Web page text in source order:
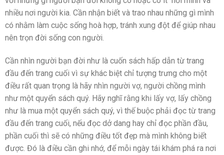
nhiều nơi người kia. Cần nhận biết và trao nhau những gì mình
có nhằm làm cuộc sống hoà hợp, tránh xung đột để giúp nhau
nên trọn đời sống con người.
Cần nhìn người bạn đời như là cuốn sách hấp dẫn từ trang
đầu đến trang cuối vì sự khác biệt chỉ tượng trưng cho một
điều rất quan trọng là hãy nhìn người vợ, người chồng mình
như một quyển sách quý. Hãy nghĩ rằng khi lấy vợ, lấy chồng
như là mua một quyển sách quý, vì thế buộc phải đọc từ trang
đầu đến trang cuối, nếu đọc dở dang hay chỉ đọc phần đầu,
phần cuối thì sẽ có những điều tốt đẹp mà mình không biết
được. Đó là điều cần ghi nhớ, để mỗi ngày tái khám phá ra nơi